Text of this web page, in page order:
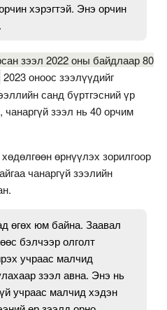
хэрэгтэй. Энэ орчин
зээл 2022 оны байдлаар 80
2023 оноос зээлүүдийг
санд бүртгэсний үр
зээл нь 40 орчим
өрнүүлэх зорилгоор
чанаргүй зээлийн
өгөх юм байна. Заавал
бэлчээр олголт
учраас малчид
зээл авна. Энэ нь
учраас малчид хэдэн